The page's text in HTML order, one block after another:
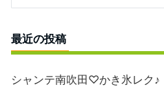
最近の投稿
シャンテ南吹田♡かき氷レク♪